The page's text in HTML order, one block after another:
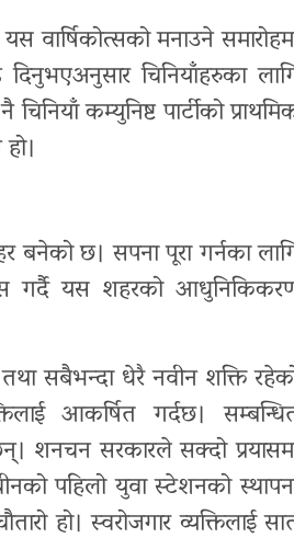
वार्षिकोत्सको मनाउने
चिनियाँहरुका
कम्युनिष्ट पार्टीको
बनेको छ। सपना पूरा गर्नका
गर्दै यस शहरको
सबैभन्दा धेरै नवीन शक्ति
आकर्षित गर्दछ।
शनचन सरकारले सक्दो
पहिलो युवा स्टेशनको
हो। स्वरोजगार व्यक्तिलाई